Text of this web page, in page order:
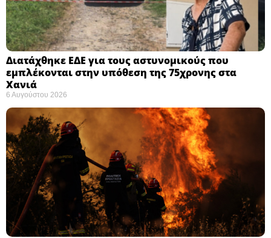
Διατάχθηκε ΕΔΕ για τους αστυνομικούς που
εμπλέκονται στην υπόθεση της 75χρονης στα
Χανιά
6 Αυγούστου 2026